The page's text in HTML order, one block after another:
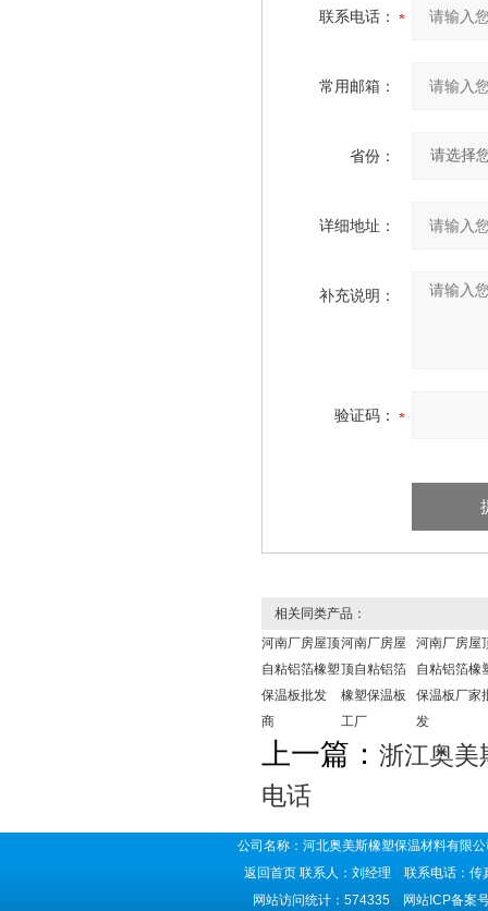
联系电话：
常用邮箱：
省份：
详细地址：
补充说明：
验证码：
相关同类产品：
河南厂房屋顶
自粘铝箔橡塑
保温板批发
商
河南厂房屋
顶自粘铝箔
橡塑保温板
工厂
河南厂房屋
自粘铝箔橡
保温板厂家
发
上一篇： 浙江奥美
电话
公司名称：河北奥美斯橡塑保温材料有
返回首页 联系人：刘经理 联系电话：
网站访问统计：574335 网站ICP备案